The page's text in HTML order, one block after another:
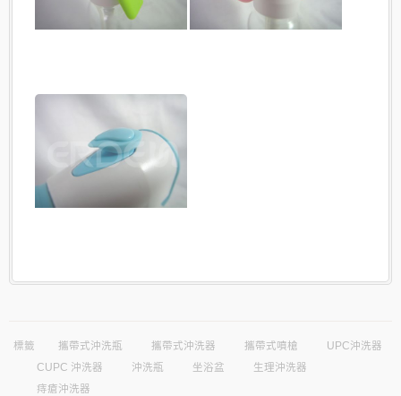
標籤 攜帶式沖洗瓶 攜帶式沖洗器 攜帶式噴槍
UPC沖洗器
CUPC 沖洗器
沖洗瓶 坐浴盆
生理沖洗器
痔瘡沖洗器